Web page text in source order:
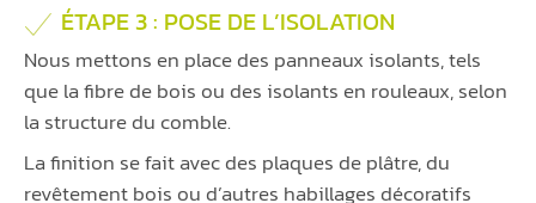
ÉTAPE 3 : POSE DE L’ISOLATION
Nous mettons en place des panneaux isolants, tels
que la fibre de bois ou des isolants en rouleaux, selon
la structure du comble.
La finition se fait avec des plaques de plâtre, du
revêtement bois ou d’autres habillages décoratifs